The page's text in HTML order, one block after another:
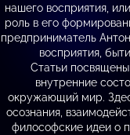
нашего восприятия,
роль в его
предприниматель
восприятия,
Статьи
внутренние
окружающий мир.
осознания,
философские идеи о